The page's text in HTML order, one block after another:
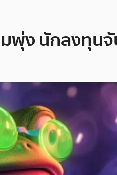
พุ่ง นักลงทุนจั